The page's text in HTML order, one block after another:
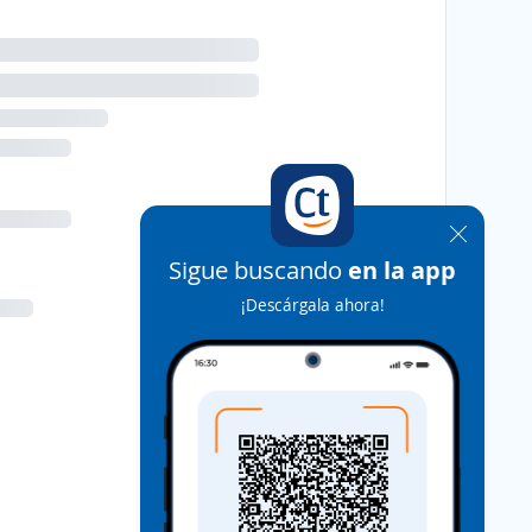
Sigue buscando en la app
¡Descárgala ahora!